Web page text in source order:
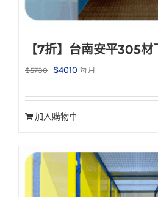
【7折】台南安平305材
$5730
原
價
格：
$4010目
價
格：
每月
加入購物車